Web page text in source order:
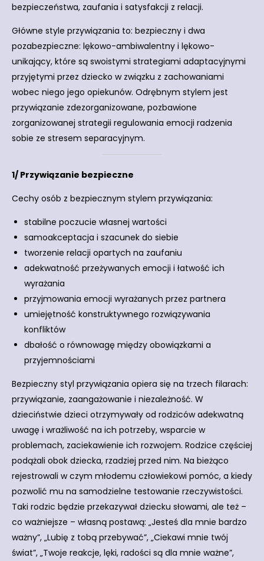
bezpieczeństwa, zaufania i satysfakcji z relacji.
Główne style przywiązania to: bezpieczny i dwa
pozabezpieczne: lękowo-ambiwalentny i lękowo-
unikający, które są swoistymi strategiami adaptacyjnymi
przyjętymi przez dziecko w związku z zachowaniami
wobec niego jego opiekunów. Odrębnym stylem jest
przywiązanie zdezorganizowane, pozbawione
zorganizowanej strategii regulowania emocji radzenia
sobie ze stresem separacyjnym.
1/ Przywiązanie bezpieczne
Cechy osób z bezpiecznym stylem przywiązania:
stabilne poczucie własnej wartości
samoakceptacja i szacunek do siebie
tworzenie relacji opartych na zaufaniu
adekwatność przeżywanych emocji i łatwość ich
wyrażania
przyjmowania emocji wyrażanych przez partnera
umiejętność konstruktywnego rozwiązywania
konfliktów
dbałość o równowagę między obowiązkami a
przyjemnościami
Bezpieczny styl przywiązania opiera się na trzech filarach:
przywiązanie, zaangażowanie i niezależność. W
dzieciństwie dzieci otrzymywały od rodziców adekwatną
uwagę i wrażliwość na ich potrzeby, wsparcie w
problemach, zaciekawienie ich rozwojem. Rodzice częściej
podążali obok dziecka, rzadziej przed nim. Na bieżąco
rejestrowali w czym młodemu człowiekowi pomóc, a kiedy
pozwolić mu na samodzielne testowanie rzeczywistości.
Taki rodzic będzie przekazywał dziecku słowami, ale też –
co ważniejsze – własną postawą: „Jesteś dla mnie bardzo
ważny”, „Lubię z tobą przebywać”, „Ciekawi mnie twój
świat”, „Twoje reakcje, lęki, radości są dla mnie ważne”,